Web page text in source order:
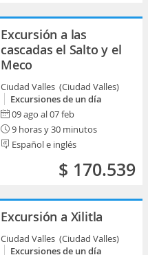
Excursión a las
cascadas el Salto y el
Meco
Ciudad Valles (Ciudad Valles)
Excursiones de un día
09 ago al 07 feb
9 horas y 30 minutos
Español e inglés
$ 170.539
Excursión a Xilitla
Ciudad Valles (Ciudad Valles)
Excursiones de un día